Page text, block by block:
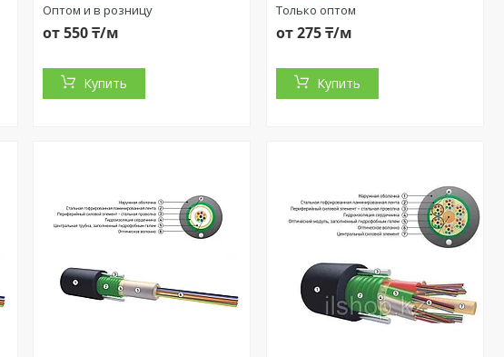
Оптом и в розницу
от 550 ₸/м
Купить
Только оптом
от 275 ₸/м
Купить